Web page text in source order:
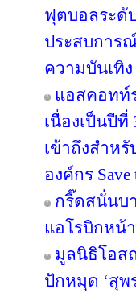
ฟุตบอลระดั
ประสบการ
ความบันเทิง
แอสคอทท์
เนื่องเป็นปี
เข้าถึงสำห
องค์กร
กรี๊ดสนั่นบ
แอโรบิกหน้
มูลนิธิโอส
ปักหมุด ‘สุพ